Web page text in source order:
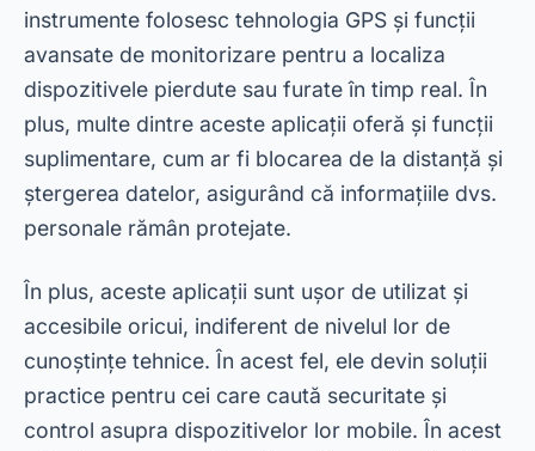
instrumente folosesc tehnologia GPS și funcții
avansate de monitorizare pentru a localiza
dispozitivele pierdute sau furate în timp real. În
plus, multe dintre aceste aplicații oferă și funcții
suplimentare, cum ar fi blocarea de la distanță și
ștergerea datelor, asigurând că informațiile dvs.
personale rămân protejate.
În plus, aceste aplicații sunt ușor de utilizat și
accesibile oricui, indiferent de nivelul lor de
cunoștințe tehnice. În acest fel, ele devin soluții
practice pentru cei care caută securitate și
control asupra dispozitivelor lor mobile. În acest